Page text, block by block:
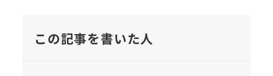
この記事を書いた人